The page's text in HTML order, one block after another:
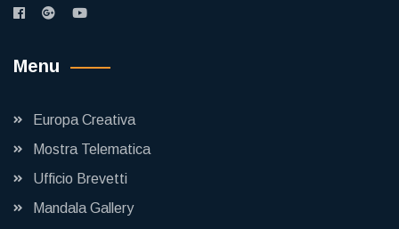
Menu
Europa Creativa
Mostra Telematica
Ufficio Brevetti
Mandala Gallery